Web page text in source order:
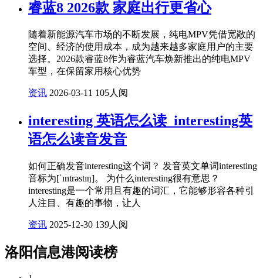
睿蓝8 2026款 家庭出行更省心
随着新能源汽车市场的不断发展，纯电MPV凭借宽敞的
空间、经济的使用成本，成为越来越多家庭用户的主要
选择。2026款睿蓝8作为睿蓝汽车焕新推出的纯电MPV
车型，在保留家用核心优势
资讯 2026-03-11 105人阅
interesting 英语怎么读_interesting英
语怎么读音发音
如何正确发音interesting这个词？ 发音英文单词interesting
音标为[ˈɪntrəstɪŋ]。 为什么interesting很有意思？
interesting是一个常用且有趣的词汇，它能够形容各种引
人注目、有趣的事物，让人
资讯 2025-12-30 139人阅
洛阳信息港阅读榜